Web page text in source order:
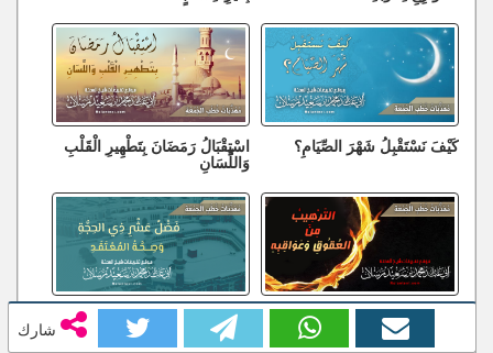
شارك
كَيْفَ نَسْتَقْبِلُ شَهْرَ الصِّيَامِ؟ اسْتِقْبَالُ رَمَضَانَ بِتَطْهِيرِ الْقَلْبِ
وَاللِّسَانِ
التَّرْهِيبُ مِنَ الْعُقُوقِ وَعَوَاقِبِهِ فَضْلُ عَشْرِ ذِي الْحِجَّةِ وَصِحَّةُ
الْمُعْتَقَدِ